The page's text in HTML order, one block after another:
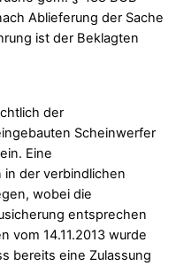
Ablieferung der Sache
ist der Beklagten
der
Scheinwerfer
Eine
der verbindlichen
wobei die
entsprechen
vom 14.11.2013 wurde
bereits eine Zulassung